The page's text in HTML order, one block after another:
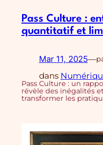
Pass Culture :
quantitatif et
Mar 11, 2025—
dans
Pass Culture : un
révèle des inégalités
transformer les